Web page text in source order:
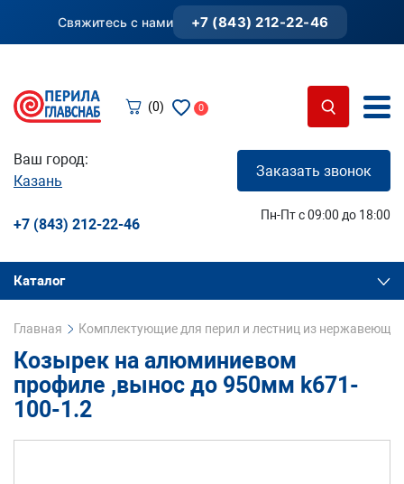
Свяжитесь с нами +7 (843) 212-22-46
(0) 0
Ваш город:
Казань
Заказать звонок
+7 (843) 212-22-46
Пн-Пт с 09:00 до 18:00
Каталог
Главная Комплектующие для перил и лестниц из
Козырек на алюминиевом
профиле ,вынос до 950мм k671-
100-1.2